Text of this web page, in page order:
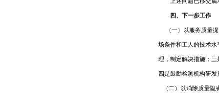
四、下一步工作
（一）以服务质量提
场条件和工人的技术
理，制定解决措施；
四是鼓励检测机构研
（二）以消除质量隐